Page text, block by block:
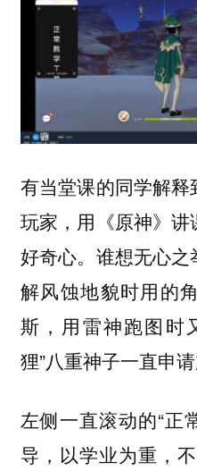
有当堂课的同学解
玩家，用《原神》
好奇心。谁想无心
解风蚀地貌时用的
斯，用雷神跑图时
狸”八重神子一直申请
左侧一直滚动的“正
导，以学业为重，